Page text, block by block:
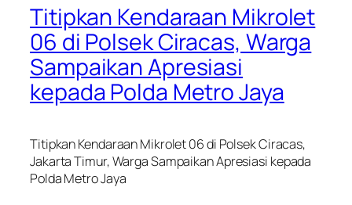
Titipkan Kendaraan Mikrolet
06 di Polsek Ciracas, Warga
Sampaikan Apresiasi
kepada Polda Metro Jaya
Titipkan Kendaraan Mikrolet 06 di Polsek Ciracas,
Jakarta Timur, Warga Sampaikan Apresiasi kepada
Polda Metro Jaya